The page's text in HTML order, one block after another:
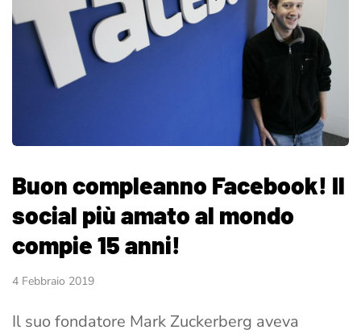
Buon compleanno Facebook! Il
social più amato al mondo
compie 15 anni!
4 Febbraio 2019
Il suo fondatore Mark Zuckerberg aveva